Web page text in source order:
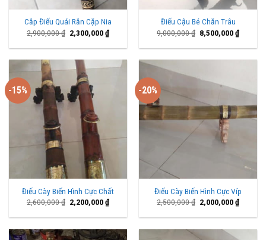
Cắp Điếu Quái Rắn Cặp Nia
2,900,000₫ Giá
gốc
là:
2,300,000₫Giá
tại
2,300,000 ₫.
Điếu Cậu Bé Chăn Trâu
9,000,000₫ Giá
gốc
là:
8,500,000₫Giá
tại
-15%
Điếu Cày Biến Hình Cực Chất
2,600,000₫ Giá
gốc
là:
2,200,000₫Giá
tại
2,200,000 ₫.
-20%
Điếu Cày Biến Hình Cực Víp
2,500,000₫ Giá
gốc
là:
2,000,000₫Giá
tại